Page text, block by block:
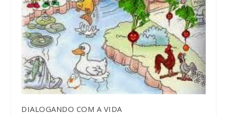
DIALOGANDO COM A VIDA